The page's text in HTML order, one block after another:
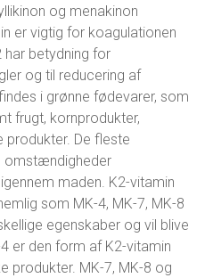
og menakinon
er vigtig for koagulationen
har betydning for
og til reducering af
i grønne fødevarer, som
frugt, kornprodukter,
produkter. De fleste
omstændigheder
maden. K2-vitamin
som MK-4, MK-7, MK-8
egenskaber og vil blive
er den form af K2-vitamin
produkter. MK-7, MK-8 og